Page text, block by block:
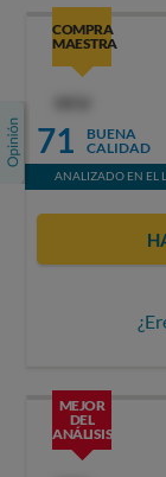
COMPRA
MAESTRA
71
BUENA
CALIDAD
ANALIZADO EN EL
MEJOR
DEL
ANÁLISIS